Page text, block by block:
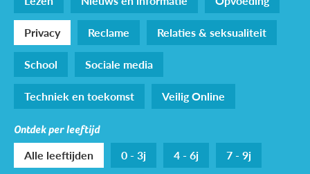
Privacy
Reclame
Relaties & seksualiteit
School
Sociale media
Techniek en toekomst
Veilig Online
Ontdek per leeftijd
Alle leeftijden 0 - 3j 4 - 6j
7 - 9j